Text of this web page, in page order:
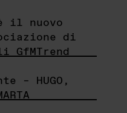
il nuovo
di
GfMTrend
– HUGO,